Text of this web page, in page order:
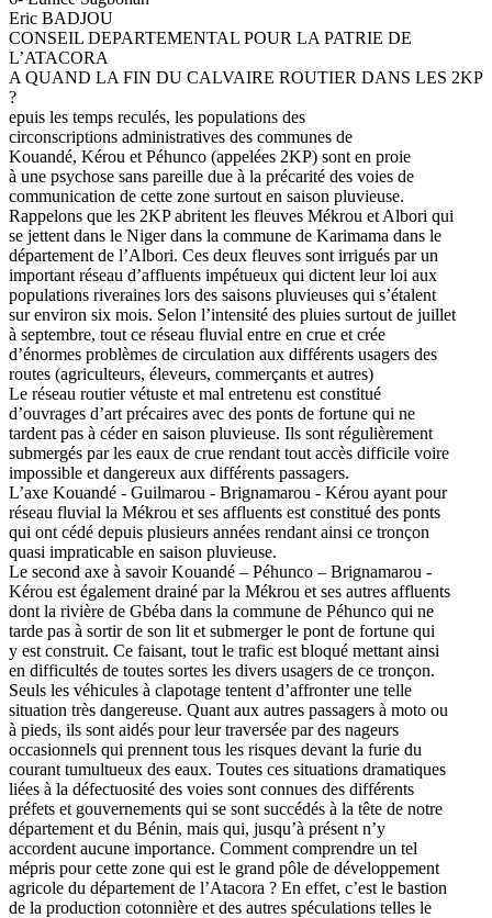
Eric BADJOU
CONSEIL DEPARTEMENTAL POUR LA PATRIE DE
L’ATACORA
A QUAND LA FIN DU CALVAIRE ROUTIER DANS LES 2KP
?
epuis les temps reculés, les populations des
circonscriptions administratives des communes de
Kouandé, Kérou et Péhunco (appelées 2KP) sont en proie
à une psychose sans pareille due à la précarité des voies de
communication de cette zone surtout en saison pluvieuse.
Rappelons que les 2KP abritent les fleuves Mékrou et Albori qui
se jettent dans le Niger dans la commune de Karimama dans le
département de l’Albori. Ces deux fleuves sont irrigués par un
important réseau d’affluents impétueux qui dictent leur loi aux
populations riveraines lors des saisons pluvieuses qui s’étalent
sur environ six mois. Selon l’intensité des pluies surtout de juillet
à septembre, tout ce réseau fluvial entre en crue et crée
d’énormes problèmes de circulation aux différents usagers des
routes (agriculteurs, éleveurs, commerçants et autres)
Le réseau routier vétuste et mal entretenu est constitué
d’ouvrages d’art précaires avec des ponts de fortune qui ne
tardent pas à céder en saison pluvieuse. Ils sont régulièrement
submergés par les eaux de crue rendant tout accès difficile voire
impossible et dangereux aux différents passagers.
L’axe Kouandé - Guilmarou - Brignamarou - Kérou ayant pour
réseau fluvial la Mékrou et ses affluents est constitué des ponts
qui ont cédé depuis plusieurs années rendant ainsi ce tronçon
quasi impraticable en saison pluvieuse.
Le second axe à savoir Kouandé – Péhunco – Brignamarou -
Kérou est également drainé par la Mékrou et ses autres affluents
dont la rivière de Gbéba dans la commune de Péhunco qui ne
tarde pas à sortir de son lit et submerger le pont de fortune qui
y est construit. Ce faisant, tout le trafic est bloqué mettant ainsi
en difficultés de toutes sortes les divers usagers de ce tronçon.
Seuls les véhicules à clapotage tentent d’affronter une telle
situation très dangereuse. Quant aux autres passagers à moto ou
à pieds, ils sont aidés pour leur traversée par des nageurs
occasionnels qui prennent tous les risques devant la furie du
courant tumultueux des eaux. Toutes ces situations dramatiques
liées à la défectuosité des voies sont connues des différents
préfets et gouvernements qui se sont succédés à la tête de notre
département et du Bénin, mais qui, jusqu’à présent n’y
accordent aucune importance. Comment comprendre un tel
mépris pour cette zone qui est le grand pôle de développement
agricole du département de l’Atacora ? En effet, c’est le bastion
de la production cotonnière et des autres spéculations telles le